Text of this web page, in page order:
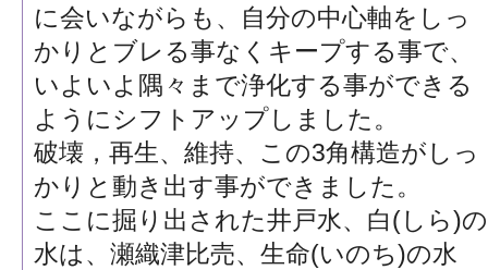
に会いながらも、自分の中心軸をしっ
かりとブレる事なくキープする事で、
いよいよ隅々まで浄化する事ができる
ようにシフトアップしました。
破壊，再生、維持、この3角構造がしっ
かりと動き出す事ができました。
ここに掘り出された井戸水、白(しら)の
水は、瀬織津比売、生命(いのち)の水